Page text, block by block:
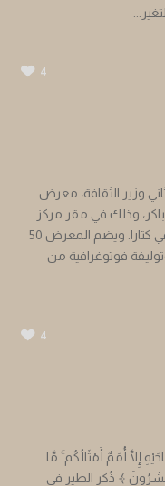
4
وزير الثقافة، معرض
وذلك في مقر مركز
قطر للتصوير بالمؤسسة العامة للحي الثقافي كتارا. ويضم المعرض 50
فوتوغرافية من
4
إِلَّا أُمَمٌ أَمْثَالُكُم ۚ مَّا
﴾ ذُكر الطير في